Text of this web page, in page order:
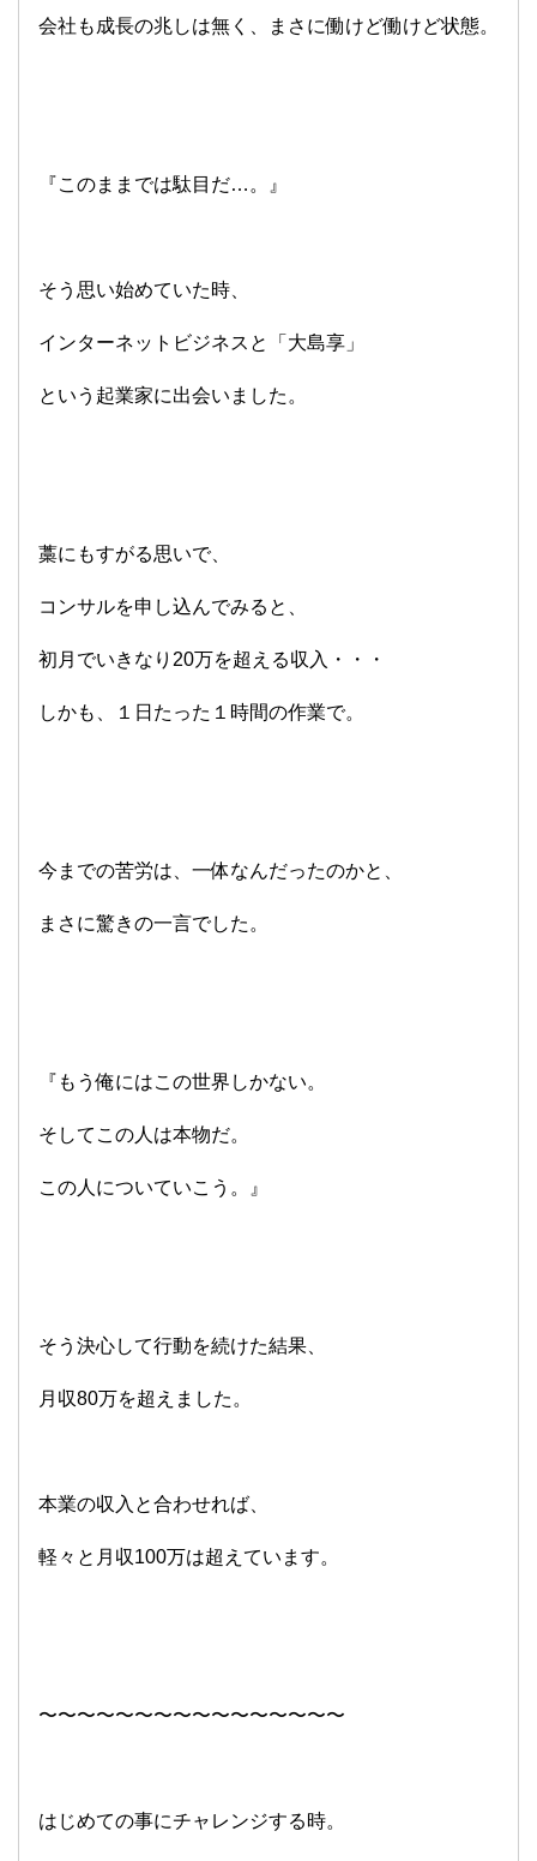
会社も成長の兆しは無く、まさに働けど働けど状態。
『このままでは駄目だ…。』
そう思い始めていた時、
インターネットビジネスと「大島享」
という起業家に出会いました。
藁にもすがる思いで、
コンサルを申し込んでみると、
初月でいきなり20万を超える収入・・・
しかも、１日たった１時間の作業で。
今までの苦労は、一体なんだったのかと、
まさに驚きの一言でした。
『もう俺にはこの世界しかない。
そしてこの人は本物だ。
この人についていこう。』
そう決心して行動を続けた結果、
月収80万を超えました。
本業の収入と合わせれば、
軽々と月収100万は超えています。
〜〜〜〜〜〜〜〜〜〜〜〜〜〜〜〜
はじめての事にチャレンジする時。